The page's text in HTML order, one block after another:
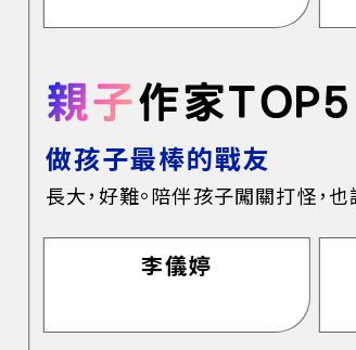
親子作家TOP5
做孩子最棒的戰友
長大，好難。陪伴孩子闖關打怪，
李儀婷